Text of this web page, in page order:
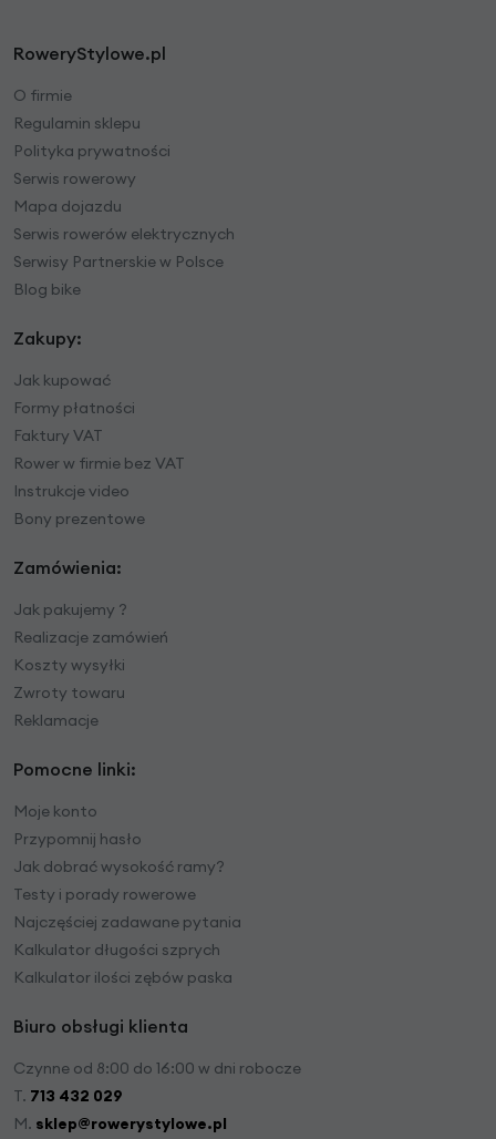
RoweryStylowe.pl
O firmie
Regulamin sklepu
Polityka prywatności
Serwis rowerowy
Mapa dojazdu
Serwis rowerów elektrycznych
Serwisy Partnerskie w Polsce
Blog bike
Zakupy:
Jak kupować
Formy płatności
Faktury VAT
Rower w firmie bez VAT
Instrukcje video
Bony prezentowe
Zamówienia:
Jak pakujemy ?
Realizacje zamówień
Koszty wysyłki
Zwroty towaru
Reklamacje
Pomocne linki:
Moje konto
Przypomnij hasło
Jak dobrać wysokość ramy?
Testy i porady rowerowe
Najczęściej zadawane pytania
Kalkulator długości szprych
Kalkulator ilości zębów paska
Biuro obsługi klienta
Czynne od 8:00 do 16:00 w dni robocze
T. 713 432 029
M. sklep@rowerystylowe.pl